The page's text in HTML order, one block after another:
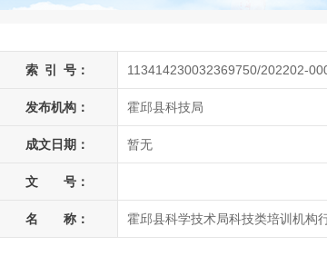
索 引 号： 113414230032369750/202202-
发布机构： 霍邱县科技局
成文日期： 暂无
文 号：
名 称： 霍邱县科学技术局科技类培训机构